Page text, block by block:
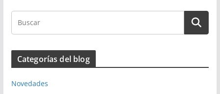
Categorías del blog
Novedades